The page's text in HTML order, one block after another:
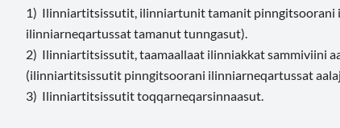
1) Ilinniartitsissutit, ilinniartunit tamanit
ilinniarneqartussat tamanut tunngasut).
2) Ilinniartitsissutit, taamaallaat ilinniakkat sammiviini
(ilinniartitsissutit pinngitsoorani ilinniarneqartussat
3) Ilinniartitsissutit toqqarneqarsinnaasut.